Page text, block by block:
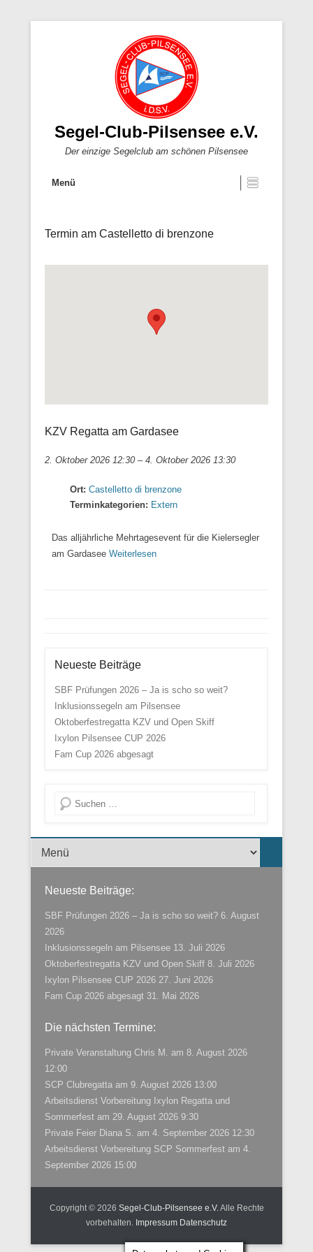
Segel-Club-Pilsensee e.V.
Der einzige Segelclub am schönen Pilsensee
Menü
Termin am Castelletto di brenzone
KZV Regatta am Gardasee
2. Oktober 2026 12:30 – 4. Oktober 2026 13:30
Ort: Castelletto di brenzone
Terminkategorien: Extern
Das alljährliche Mehrtagesevent für die Kielersegler
am Gardasee Weiterlesen
Neueste Beiträge
SBF Prüfungen 2026 – Ja is scho so weit?
Inklusionssegeln am Pilsensee
Oktoberfestregatta KZV und Open Skiff
Ixylon Pilsensee CUP 2026
Fam Cup 2026 abgesagt
Suche
Menü der Fußzeile
Neueste Beiträge:
SBF Prüfungen 2026 – Ja is scho so weit? 6. August
2026
Inklusionssegeln am Pilsensee 13. Juli 2026
Oktoberfestregatta KZV und Open Skiff 8. Juli 2026
Ixylon Pilsensee CUP 2026 27. Juni 2026
Fam Cup 2026 abgesagt 31. Mai 2026
Die nächsten Termine:
Private Veranstaltung Chris M. am 8. August 2026
12:00
SCP Clubregatta am 9. August 2026 13:00
Arbeitsdienst Vorbereitung Ixylon Regatta und
Sommerfest am 29. August 2026 9:30
Private Feier Diana S. am 4. September 2026 12:30
Arbeitsdienst Vorbereitung SCP Sommerfest am 4.
September 2026 15:00
Copyright © 2026 Segel-Club-Pilsensee e.V.Alle Rechte
vorbehalten. Impressum Datenschutz